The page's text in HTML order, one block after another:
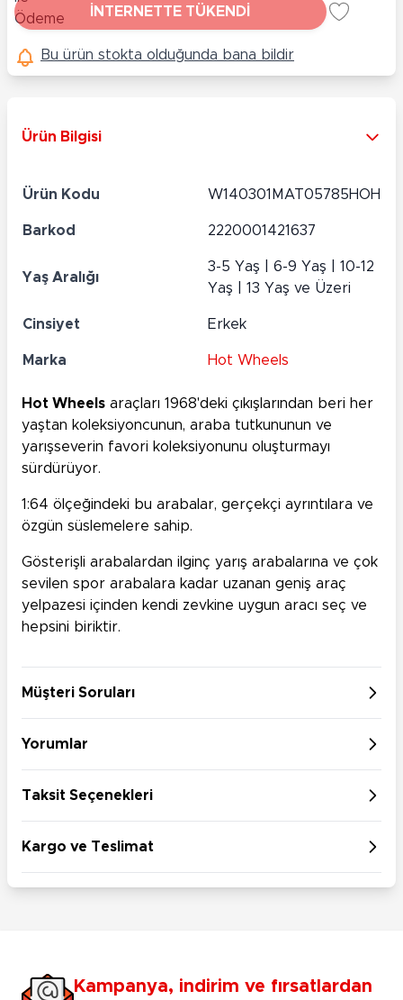
İNTERNETTE TÜKENDİ
Bu ürün stokta olduğunda bana bildir
Ürün Bilgisi
Ürün Kodu W140301MAT05785HOH
Barkod 2220001421637
Yaş Aralığı
3-5 Yaş | 6-9 Yaş | 10-12
Yaş | 13 Yaş ve Üzeri
Cinsiyet Erkek
Marka Hot Wheels
Hot Wheels araçları 1968'deki çıkışlarından beri her
yaştan koleksiyoncunun, araba tutkununun ve
yarışseverin favori koleksiyonunu oluşturmayı
sürdürüyor.
1:64 ölçeğindeki bu arabalar, gerçekçi ayrıntılara ve
özgün süslemelere sahip.
Gösterişli arabalardan ilginç yarış arabalarına ve çok
sevilen spor arabalara kadar uzanan geniş araç
yelpazesi içinden kendi zevkine uygun aracı seç ve
hepsini biriktir.
Müşteri Soruları
Yorumlar
Taksit Seçenekleri
Kargo ve Teslimat
Kampanya, indirim ve fırsatlardan